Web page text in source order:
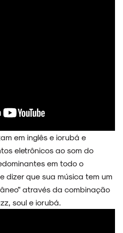
em inglês e iorubá e
eletrônicos ao som do
em todo o
dizer que sua música tem um
através da combinação
soul e iorubá.